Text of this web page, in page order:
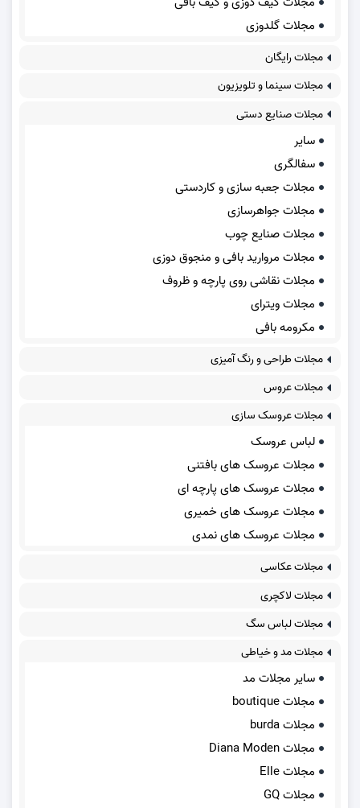
مجلات گلدوزی
مجلات رایگان
مجلات سینما و تلویزیون
مجلات صنایع دستی
سایر
سفالگری
مجلات جعبه سازی و کاردستی
مجلات جواهرسازی
مجلات صنایع چوب
مجلات مروارید بافی و منجوق دوزی
مجلات نقاشی روی پارچه و ظروف
مجلات ویترای
مکرومه بافی
مجلات طراحی و رنگ آمیزی
مجلات عروس
مجلات عروسک سازی
لباس عروسک
مجلات عروسک های بافتنی
مجلات عروسک های پارچه ای
مجلات عروسک های خمیری
مجلات عروسک های نمدی
مجلات عکاسی
مجلات لاکچری
مجلات لباس سگ
مجلات مد و خیاطی
سایر مجلات مد
مجلات boutique
مجلات burda
مجلات Diana Moden
مجلات Elle
مجلات GQ